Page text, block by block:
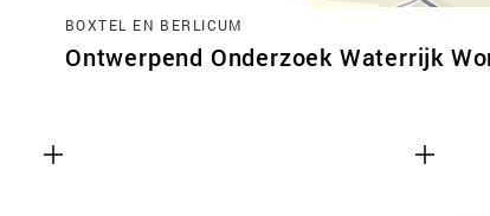
BOXTEL EN BERLICUM
Ontwerpend Onderzoek Waterrijk